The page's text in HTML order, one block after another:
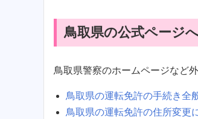
鳥取県の公式ページ
鳥取県警察のホームページなど
鳥取県の運転免許の手続き全
鳥取県の運転免許の住所変更